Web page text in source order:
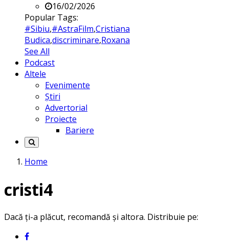
16/02/2026
Popular Tags:
#Sibiu,#AstraFilm,Cristiana
Budica,discriminare,Roxana
See All
Podcast
Altele
Evenimente
Știri
Advertorial
Proiecte
Bariere
Home
cristi4
Dacă ți-a plăcut, recomandă și altora. Distribuie pe: